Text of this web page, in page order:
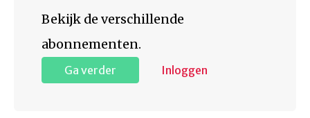
Bekijk de verschillende
abonnementen.
Ga verder Inloggen